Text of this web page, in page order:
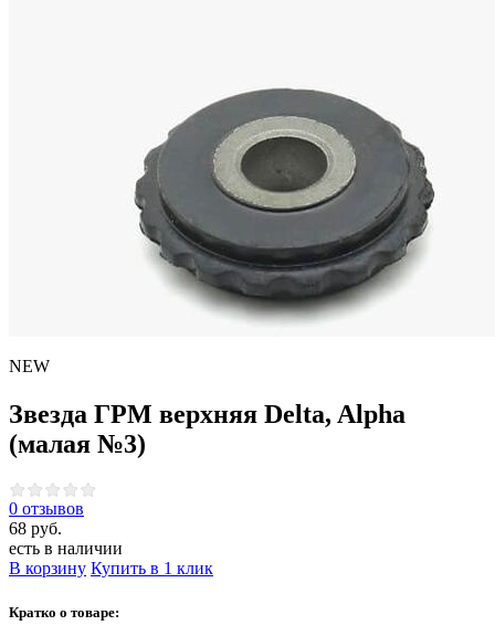
NEW
Звезда ГРМ верхняя Delta, Alpha
(малая №3)
0 отзывов
68 руб.
есть в наличии
В корзину Купить в 1 клик
Кратко о товаре: